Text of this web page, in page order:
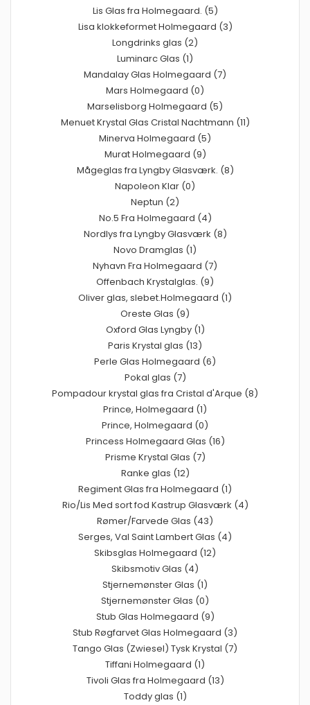
Lis Glas fra Holmegaard. (5)
Lisa klokkeformet Holmegaard (3)
Longdrinks glas (2)
Luminarc Glas (1)
Mandalay Glas Holmegaard (7)
Mars Holmegaard (0)
Marselisborg Holmegaard (5)
Menuet Krystal Glas Cristal Nachtmann (11)
Minerva Holmegaard (5)
Murat Holmegaard (9)
Mågeglas fra Lyngby Glasværk. (8)
Napoleon Klar (0)
Neptun (2)
No.5 Fra Holmegaard (4)
Nordlys fra Lyngby Glasværk (8)
Novo Dramglas (1)
Nyhavn Fra Holmegaard (7)
Offenbach Krystalglas. (9)
Oliver glas, slebet.Holmegaard (1)
Oreste Glas (9)
Oxford Glas Lyngby (1)
Paris Krystal glas (13)
Perle Glas Holmegaard (6)
Pokal glas (7)
Pompadour krystal glas fra Cristal d'Arque (8)
Prince, Holmegaard (1)
Prince, Holmegaard (0)
Princess Holmegaard Glas (16)
Prisme Krystal Glas (7)
Ranke glas (12)
Regiment Glas fra Holmegaard (1)
Rio/Lis Med sort fod Kastrup Glasværk (4)
Rømer/Farvede Glas (43)
Serges, Val Saint Lambert Glas (4)
Skibsglas Holmegaard (12)
Skibsmotiv Glas (4)
Stjernemønster Glas (1)
Stjernemønster Glas (0)
Stub Glas Holmegaard (9)
Stub Røgfarvet Glas Holmegaard (3)
Tango Glas (Zwiesel) Tysk Krystal (7)
Tiffani Holmegaard (1)
Tivoli Glas fra Holmegaard (13)
Toddy glas (1)